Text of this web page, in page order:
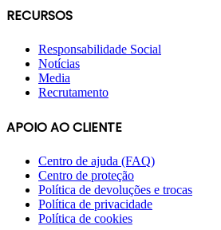
RECURSOS
Responsabilidade Social
Notícias
Media
Recrutamento
APOIO AO CLIENTE
Centro de ajuda (FAQ)
Centro de proteção
Política de devoluções e trocas
Política de privacidade
Política de cookies